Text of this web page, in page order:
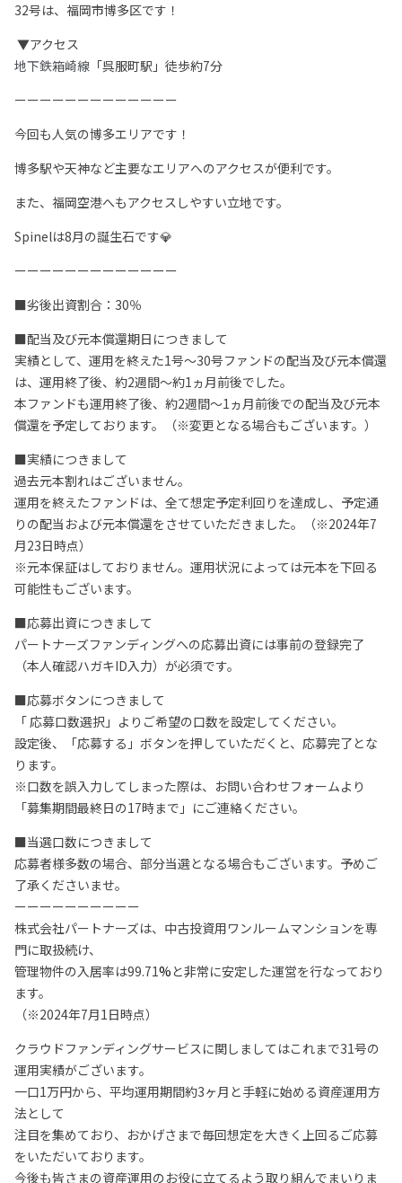
32号は、福岡市博多区です！
▼アクセス
地下鉄箱崎線 「呉服町駅」徒歩約7分
ーーーーーーーーーーーーー
今回も人気の博多エリアです！
博多駅や天神など主要なエリアへのアクセスが便利です。
また、福岡空港へもアクセスしやすい立地です。
Spinelは8月の誕生石です💎
ーーーーーーーーーーーーー
■劣後出資割合：30％
■配当及び元本償還期日につきまして
実績として、運用を終えた1号～30号ファンドの配当及び元本償還
は、運用終了後、約2週間～約1ヵ月前後でした。
本ファンドも運用終了後、約2週間～1ヵ月前後での配当及び元本
償還を予定しております。（※変更となる場合もございます。）
■実績につきまして
過去元本割れはございません。
運用を終えたファンドは、全て想定予定利回りを達成し、予定通
りの配当および元本償還をさせていただきました。（※2024年7
月23日時点）
※元本保証はしておりません。運用状況によっては元本を下回る
可能性もございます。
■応募出資につきまして
パートナーズファンディングへの応募出資には事前の登録完了
（本人確認ハガキID入力）が必須です。
■応募ボタンにつきまして
「 応募口数選択」よりご希望の口数を設定してください。
設定後、「応募する」ボタンを押していただくと、応募完了とな
ります。
※口数を誤入力してしまった際は、お問い合わせフォームより
「募集期間最終日の17時まで」にご連絡ください。
■当選口数につきまして
応募者様多数の場合、部分当選となる場合もございます。予めご
了承くださいませ。
ーーーーーーーーーー
株式会社パートナーズは、中古投資用ワンルームマンションを専
門に取扱続け、
管理物件の入居率は99.71% と非常に安定した運営を行なっており
ます。
（※2024年7月1日時点）
クラウドファンディングサービスに関しましてはこれまで31号の
運用実績がございます。
一口1万円から、平均運用期間約3ヶ月と手軽に始める資産運用方
法として
注目を集めており、おかげさまで毎回想定を大きく上回るご応募
をいただいております。
今後も皆さまの資産運用のお役に立てるよう取り組んでまいりま